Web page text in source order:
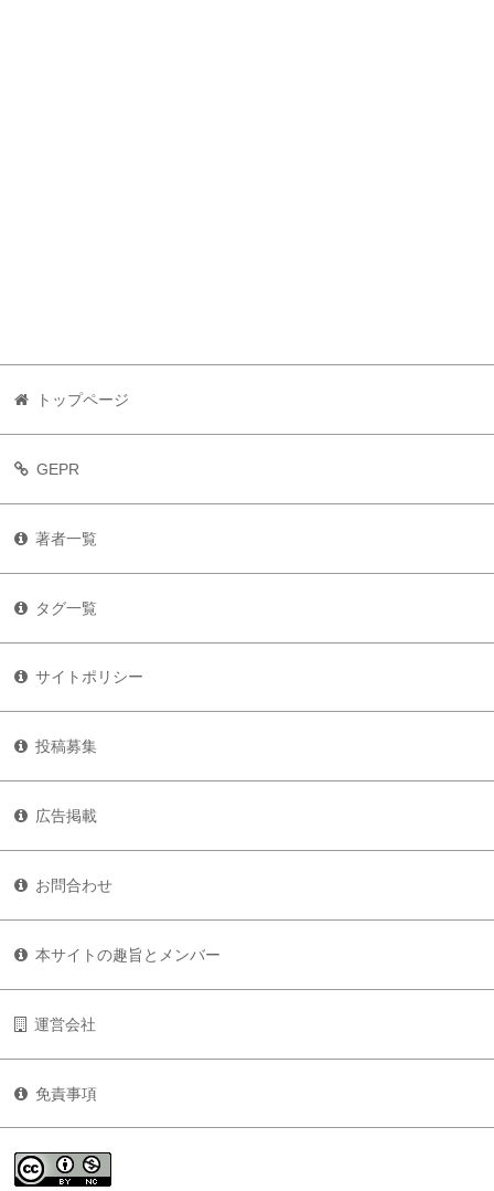
トップページ
GEPR
著者一覧
タグ一覧
サイトポリシー
投稿募集
広告掲載
お問合わせ
本サイトの趣旨とメンバー
運営会社
免責事項